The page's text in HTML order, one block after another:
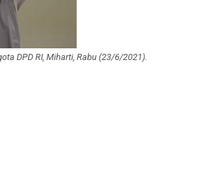
DPD RI, Miharti, Rabu (23/6/2021).